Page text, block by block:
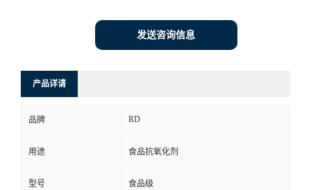
发送咨询信息
产品详请
品牌 RD
用途 食品抗氧化剂
型号 食品级